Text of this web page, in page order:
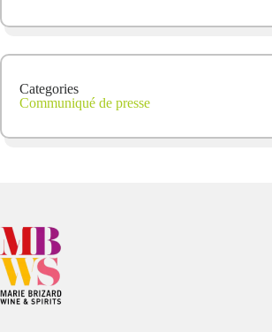
Categories
Communiqué de presse